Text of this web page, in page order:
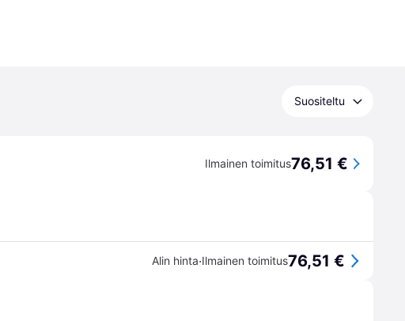
Suositeltu
Ilmainen toimitus76,51 €
Alin hinta·Ilmainen toimitus76,51 €